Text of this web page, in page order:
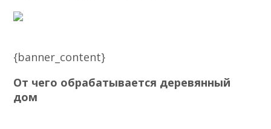
{banner_content}
От чего обрабатывается деревянный
дом